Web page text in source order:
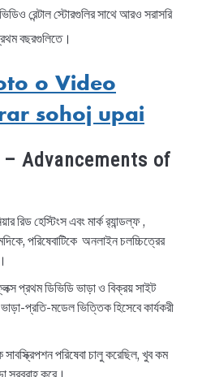
রেন্টাল স্টোরগুলির সাথে আরও সরাসরি
বছরগুলিতে।
o Video
sohoj upai
– Advancements of
রিড হেস্টিংস এবং মার্ক র‌্যান্ডল্ফ ,
পরিষেবাটিকে অনলাইন চলচ্চিত্রের
প্রথম ডিভিডি ভাড়া ও বিক্রয় সাইট
প্রতি-মডেল ভিত্তিক হিসেবে কার্যকরী
পরিষেবা চালু করেছিল, খুব কম